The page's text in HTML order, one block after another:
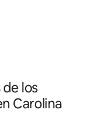
control. El
remodelado y
necesitas para
los
Carolina